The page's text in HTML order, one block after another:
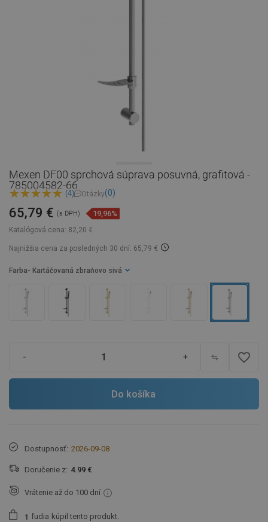
Mexen DF00 sprchová súprava posuvná, grafitová -
785004582-66
(4) Otázky(0)
Katalógová cena: 82,20 €
65,79 € (s DPH) 19,96%
Najnižšia cena za posledných 30 dní: 65,79 €
Farba - Kartáčovaná zbraňovo sivá
- + favorite_border
Do košíka
Dostupnosť: 2026-09-08
Doručenie z: 4.99 €
Vrátenie až do 100 dní
1 ľudia kúpil tento produkt.